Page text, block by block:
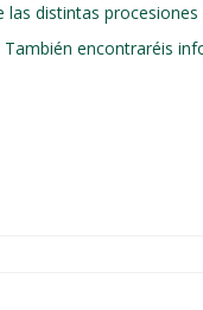
distintas
encontraréis